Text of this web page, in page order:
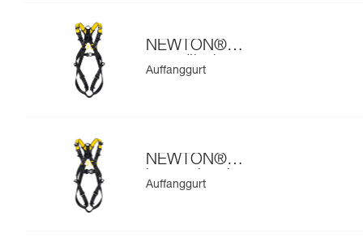
NEWTON®
europäische
Ausführung
Auffanggurt
NEWTON®
internationale
Ausführung
Auffanggurt